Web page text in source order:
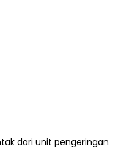
dari unit pengeringan